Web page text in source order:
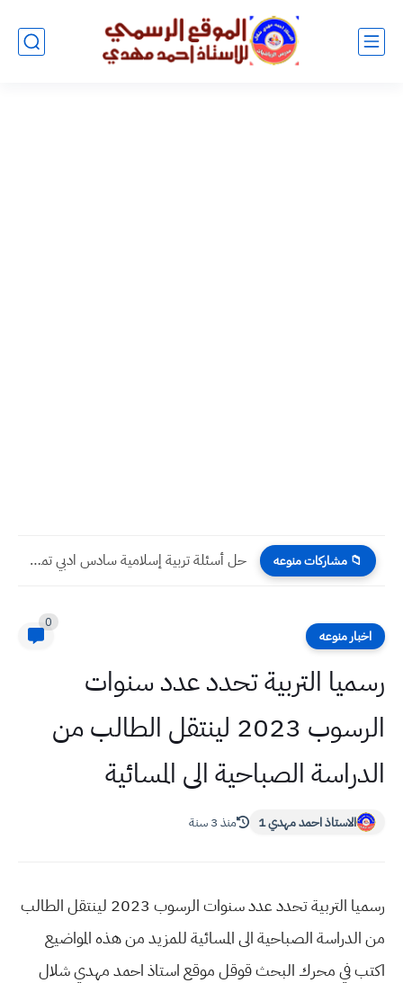
📁 مشاركات منوعه حل أسئلة تربية إسلامية سادس ادبي تمهيدي 2025
اخبار منوعه
0
رسميا التربية تحدد عدد سنوات
الرسوب 2023 لينتقل الطالب من
الدراسة الصباحية الى المسائية
الاستاذ احمد مهدي 1 منذ 3 سنة
رسميا التربية تحدد عدد سنوات الرسوب 2023 لينتقل الطالب
من الدراسة الصباحية الى المسائية للمزيد من هذه المواضيع
اكتب في محرك البحث قوقل موقع استاذ احمد مهدي شلال